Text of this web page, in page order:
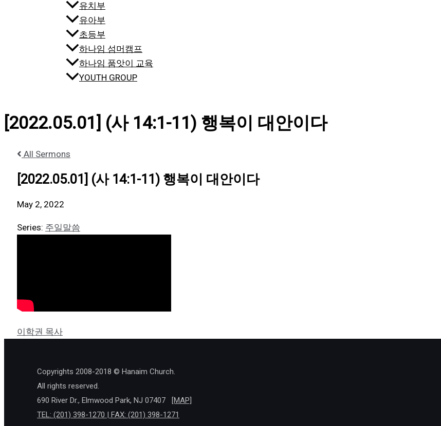
유치부
유아부
초등부
하나임 섬머캠프
하나임 품앗이 교육
YOUTH GROUP
[2022.05.01] (사 14:1-11) 행복이 대안이다
All Sermons
[2022.05.01] (사 14:1-11) 행복이 대안이다
May 2, 2022
Series: 주일말씀
이학권 목사
Copyrights 2008-2018 © Hanaim Church.
All rights reserved.
690 River Dr., Elmwood Park, NJ 07407
[MAP]
TEL: (201) 398-1270 | FAX: (201) 398-1271